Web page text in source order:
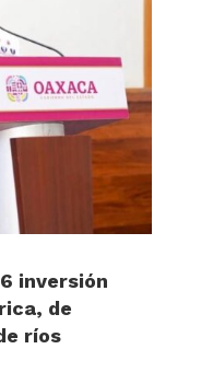
inversión
de
ríos